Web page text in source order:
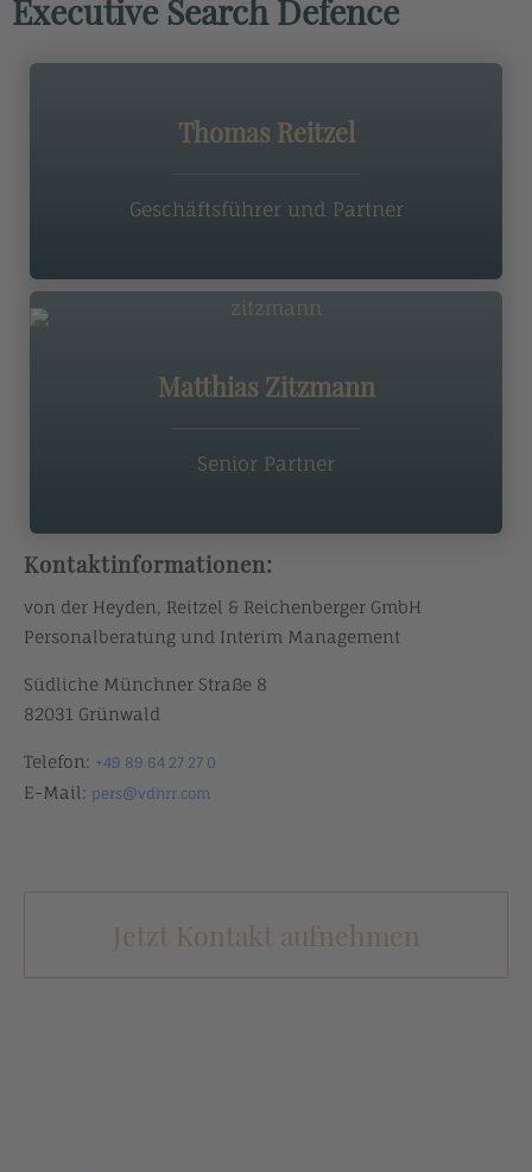
Executive Search Defence
Thomas Reitzel
Geschäftsführer und Partner
Matthias Zitzmann
Senior Partner
Kontaktinformationen:
von der Heyden, Reitzel & Reichenberger GmbH
Personalberatung und Interim Management
Südliche Münchner Straße 8
82031 Grünwald
Telefon: +49 89 64 27 27 0
E-Mail: pers@vdhrr.com
Jetzt Kontakt aufnehmen